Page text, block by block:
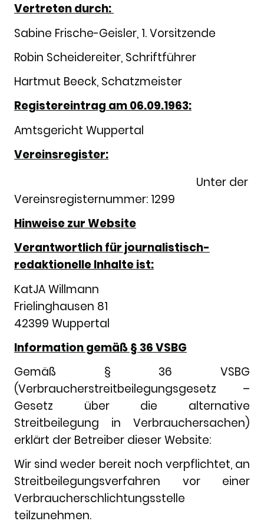
Vertreten durch:
Sabine Frische-Geisler, 1. Vorsitzende
Robin Scheidereiter, Schriftführer
Hartmut Beeck, Schatzmeister
Registereintrag am 06.09.1963:
Amtsgericht Wuppertal
Vereinsregister:
Unter der
Vereinsregisternummer: 1299
Hinweise zur Website
Verantwortlich für journalistisch-
redaktionelle Inhalte ist:
KatJA Willmann
Frielinghausen 81
42399 Wuppertal
Information gemäß § 36 VSBG
Gemäß § 36 VSBG
(Verbraucherstreitbeilegungsgesetz –
Gesetz über die alternative
Streitbeilegung in Verbrauchersachen)
erklärt der Betreiber dieser Website:
Wir sind weder bereit noch verpflichtet, an
Streitbeilegungsverfahren vor einer
Verbraucherschlichtungsstelle
teilzunehmen.